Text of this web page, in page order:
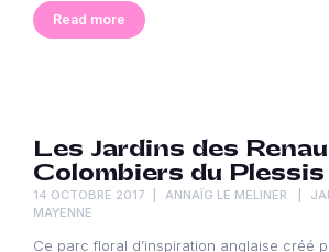
Read more
Les Jardins des
Colombiers du Plessis
14 OCTOBRE 2017 ANNAÏG LE MELINER
MAYENNE
Ce parc floral d’inspiration anglaise créé